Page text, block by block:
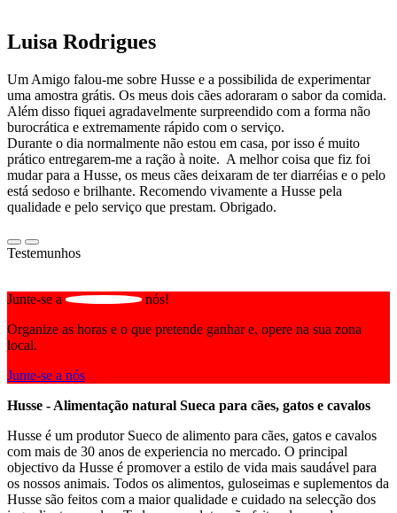
Luisa Rodrigues
Um Amigo falou-me sobre Husse e a possibilida de experimentar
uma amostra grátis. Os meus dois cães adoraram o sabor da comida.
Além disso fiquei agradavelmente surpreendido com a forma não
burocrática e extremamente rápido com o serviço.
Durante o dia normalmente não estou em casa, por isso é muito
prático entregarem-me a ração à noite. A melhor coisa que fiz foi
mudar para a Husse, os meus cães deixaram de ter diarréias e o pelo
está sedoso e brilhante. Recomendo vivamente a Husse pela
qualidade e pelo serviço que prestam. Obrigado.
Testemunhos
Junte-se a
nós!
Organize as horas e o que pretende ganhar e, opere na sua zona
local.
Junte-se a nós
Husse - Alimentação natural Sueca para cães, gatos e cavalos
Husse é um produtor Sueco de alimento para cães, gatos e cavalos
com mais de 30 anos de experiencia no mercado. O principal
objectivo da Husse é promover a estilo de vida mais saudável para
os nossos animais. Todos os alimentos, guloseimas e suplementos da
Husse são feitos com a maior qualidade e cuidado na selecção dos